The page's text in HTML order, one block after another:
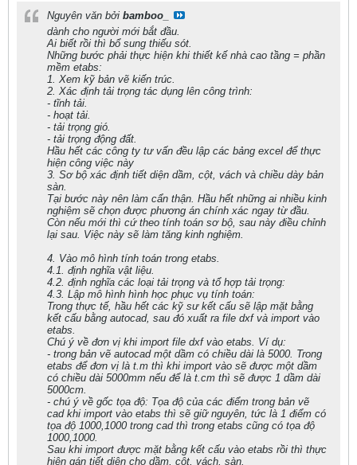
Nguyên văn bởi bamboo_
dành cho người mới bắt đầu.
Ai biết rồi thì bổ sung thiếu sót.
Những bước phải thực hiện khi thiết kế nhà cao tầng = phần
mềm etabs:
1. Xem kỹ bản vẽ kiến trúc.
2. Xác định tải trọng tác dụng lên công trình:
- tĩnh tải.
- hoạt tải.
- tải trọng gió.
- tải trọng động đất.
Hầu hết các công ty tư vấn đều lập các bảng excel để thực
hiện công việc này
3. Sơ bộ xác định tiết diện dầm, cột, vách và chiều dày bản
sàn.
Tại bước này nên làm cẩn thận. Hầu hết những ai nhiều kinh
nghiệm sẽ chọn được phương án chính xác ngay từ đầu.
Còn nếu mới thì cứ theo tính toán sơ bộ, sau này điều chỉnh
lại sau. Việc này sẽ làm tăng kinh nghiệm.
4. Vào mô hình tính toán trong etabs.
4.1. định nghĩa vật liệu.
4.2. định nghĩa các loại tải trọng và tổ hợp tải trọng:
4.3. Lập mô hình hình học phục vụ tính toán:
Trong thực tế, hầu hết các kỹ sư kết cấu sẽ lập mặt bằng
kết cấu bằng autocad, sau đó xuất ra file dxf và import vào
etabs.
Chú ý về đơn vị khi import file dxf vào etabs. Ví dụ:
- trong bản vẽ autocad một dầm có chiều dài là 5000. Trong
etabs để đơn vị là t.m thì khi import vào sẽ được một dầm
có chiều dài 5000mm nếu để là t.cm thì sẽ được 1 dầm dài
5000cm.
- chú ý về gốc tọa độ: Tọa độ của các điểm trong bản vẽ
cad khi import vào etabs thì sẽ giữ nguyên, tức là 1 điểm có
tọa độ 1000,1000 trong cad thì trong etabs cũng có tọa độ
1000,1000.
Sau khi import được mặt bằng kết cấu vào etabs rồi thì thực
hiện gán tiết diện cho dầm, cột, vách, sàn.